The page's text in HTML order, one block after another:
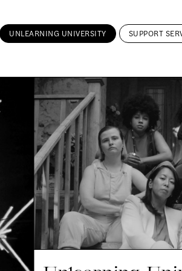
UNLEARNING UNIVERSITY SUPPORT